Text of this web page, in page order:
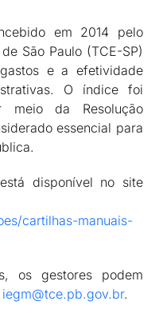
em 2014 pelo
São Paulo (TCE-SP)
e a efetividade
O índice foi
meio da Resolução
essencial para
disponível no site
cartilhas-manuais-
os gestores podem
iegm@tce.pb.gov.br.